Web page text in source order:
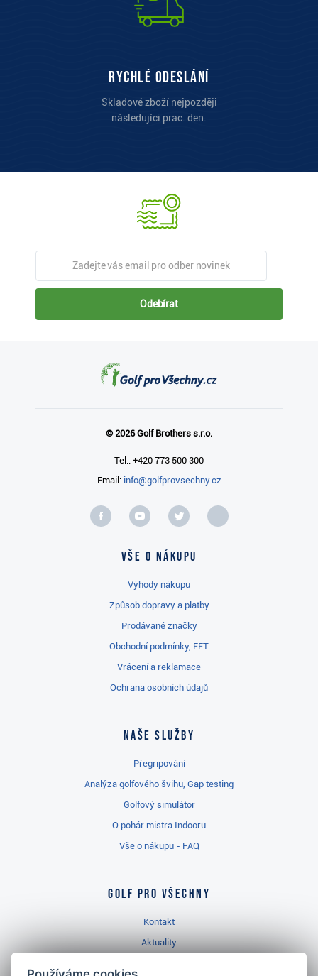
Rychlé odeslání
Skladové zboží nejpozději
následujíci prac. den.
Odebírat
© 2026 Golf Brothers s.r.o.
Tel.: +420 773 500 300
Email: info@golfprovsechny.cz
Vše o nákupu
Výhody nákupu
Způsob dopravy a platby
Prodávané značky
Obchodní podmínky, EET
Vrácení a reklamace
Ochrana osobních údajů
Naše služby
Přegripování
Analýza golfového švihu, Gap testing
Golfový simulátor
O pohár mistra Indooru
Vše o nákupu - FAQ
Golf pro všechny
Kontakt
Aktuality